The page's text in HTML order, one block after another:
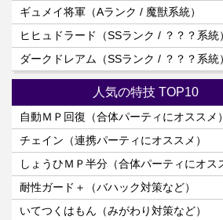
ギュメイ将軍（Aランク / 魔獣系統）
ヒヒュドラード（SSランク / ？？？系統）
ダークドレアム（SSランク / ？？？系統）
人気の特技 TOP10
自動ＭＰ回復（合体パーティにオススメ）
チェイン（連携パーティにオススメ）
しょうひＭＰ半分（合体パーティにオス
耐性ガード＋（バハック対策など）
いてつくはもん（みがわり対策など）